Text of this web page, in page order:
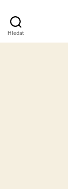
Hledat